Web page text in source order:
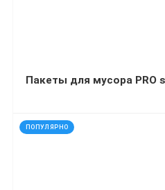
ПОПУЛЯРНО
код: 32268